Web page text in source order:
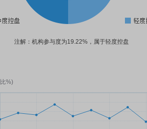
注解：机构参与度为19.22%，属于轻度控盘